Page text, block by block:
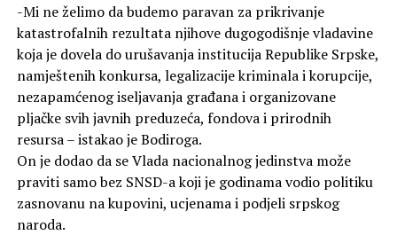
-Mi ne želimo da budemo paravan za prikrivanje
katastrofalnih rezultata njihove dugogodišnje vladavine
koja je dovela do urušavanja institucija Republike Srpske,
namještenih konkursa, legalizacije kriminala i korupcije,
nezapamćenog iseljavanja građana i organizovane
pljačke svih javnih preduzeća, fondova i prirodnih
resursa – istakao je Bodiroga.
On je dodao da se Vlada nacionalnog jedinstva može
praviti samo bez SNSD-a koji je godinama vodio politiku
zasnovanu na kupovini, ucjenama i podjeli srpskog
naroda.